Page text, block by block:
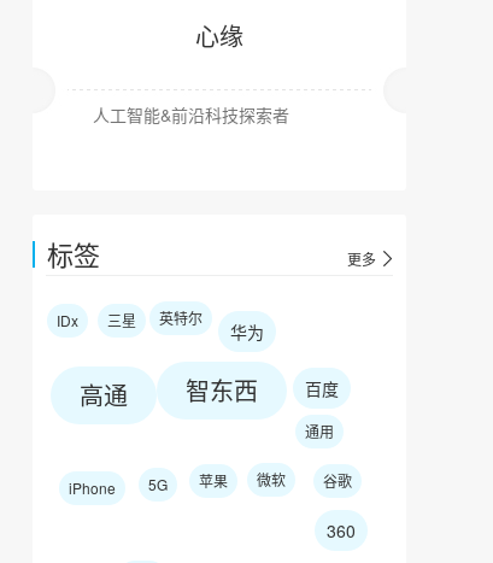
心缘
人工智能&前沿科技探索者
标签 更多
IDx 三星 英特尔
华为
高通 智东西 百度
通用
iPhone 5G 苹果 微软 谷歌
360